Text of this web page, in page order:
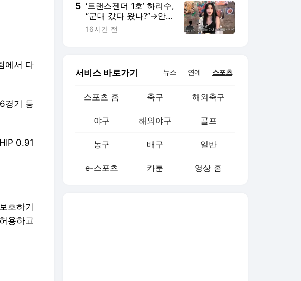
에서 다
경기 등
0.91
호하기
용하고
5 ‘트랜스젠더 1호’ 하리수,
“군대 갔다 왔나?”→안
선영 대신 발끈 “한 번만
16시간 전
서비스 바로가기 뉴스 연예 스포츠
스포츠 홈 축구 해외축구
야구 해외야구 골프
농구 배구 일반
e-스포츠 카툰 영상 홈